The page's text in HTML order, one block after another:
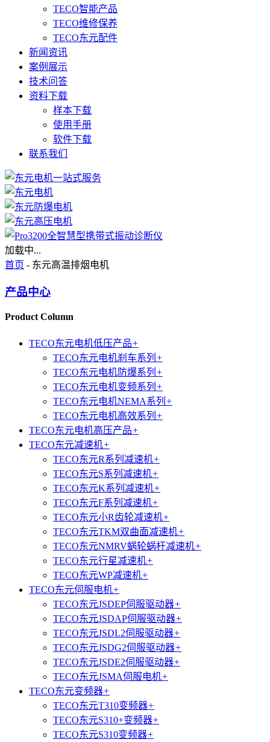
TECO智能产品
TECO维修保养
TECO东元配件
新闻资讯
案例展示
技术问答
资料下载
样本下载
使用手册
软件下载
联系我们
加载中...
首页 - 东元高温排烟电机
产品中心
Product Column
TECO东元电机低压产品+
TECO东元电机刹车系列 +
TECO东元电机防爆系列 +
TECO东元电机变频系列 +
TECO东元电机NEMA系列 +
TECO东元电机高效系列 +
TECO东元电机高压产品+
TECO东元减速机+
TECO东元R系列减速机+
TECO东元S系列减速机+
TECO东元K系列减速机+
TECO东元F系列减速机+
TECO东元小R齿轮减速机+
TECO东元TKM双曲面减速机+
TECO东元NMRV蜗轮蜗杆减速机+
TECO东元行星减速机+
TECO东元WP减速机+
TECO东元伺服电机+
TECO东元JSDEP伺服驱动器+
TECO东元JSDAP伺服驱动器+
TECO东元JSDL2伺服驱动器+
TECO东元JSDG2伺服驱动器+
TECO东元JSDE2伺服驱动器+
TECO东元JSMA伺服电机+
TECO东元变频器+
TECO东元T310变频器+
TECO东元S310+变频器+
TECO东元S310变频器+